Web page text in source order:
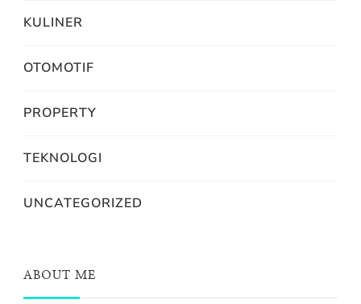
KULINER
OTOMOTIF
PROPERTY
TEKNOLOGI
UNCATEGORIZED
ABOUT ME